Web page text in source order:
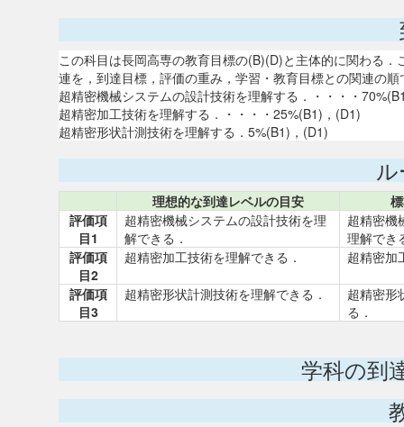
この科目は長岡高専の教育目標の(B)(D)と主体的に関わる
連を，到達目標，評価の重み，学習・教育目標との関連の
超精密機械システムの設計技術を理解する．・・・・
超精密加工技術を理解する．・・・・25%(B1)，(D1)
超精密形状計測技術を理解する．5%(B1)，(D1)
理想的な到達レベルの目安
評価項
目1
超精密機械システムの設計技術を理
解できる．
超精密機
理解でき
評価項
目2
超精密加工技術を理解できる． 超精密加
評価項
目3
超精密形状計測技術を理解できる．
超精密形
る．
学科の到